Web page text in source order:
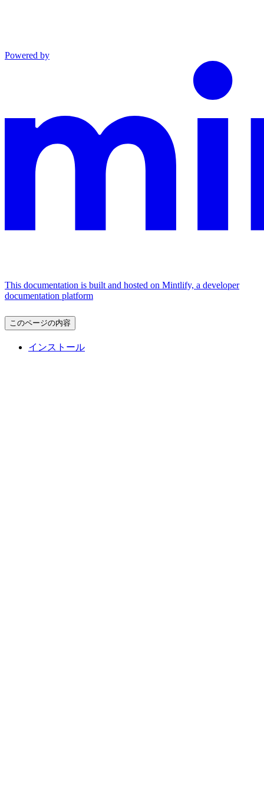
Powered by
This documentation is built and hosted on Mintlify, a developer
documentation platform
このページの内容
インストール